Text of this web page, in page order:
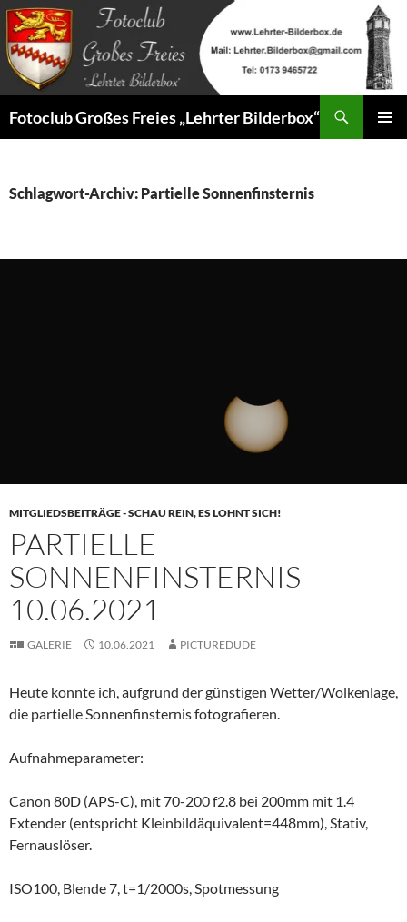
Zum
Inhalt
springen
Fotoclub Großes Freies „Lehrter Bilderbox“
Schlagwort-Archiv: Partielle Sonnenfinsternis
MITGLIEDSBEITRÄGE - SCHAU REIN, ES LOHNT SICH!
PARTIELLE
SONNENFINSTERNIS
10.06.2021
GALERIE 10.06.2021 PICTUREDUDE
Heute konnte ich, aufgrund der günstigen Wetter/Wolkenlage,
die partielle Sonnenfinsternis fotografieren.
Aufnahmeparameter:
Canon 80D (APS-C), mit 70-200 f2.8 bei 200mm mit 1.4
Extender (entspricht Kleinbildäquivalent=448mm), Stativ,
Fernauslöser.
ISO100, Blende 7, t=1/2000s, Spotmessung